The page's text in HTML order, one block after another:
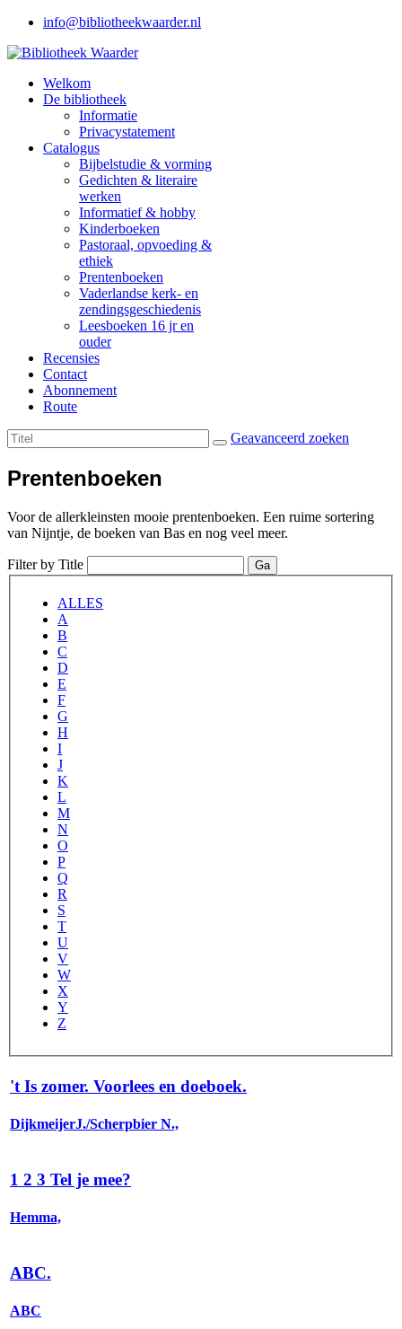
info@bibliotheekwaarder.nl
Welkom
De bibliotheek
Informatie
Privacystatement
Catalogus
Bijbelstudie & vorming
Gedichten & literaire
werken
Informatief & hobby
Kinderboeken
Pastoraal, opvoeding &
ethiek
Prentenboeken
Vaderlandse kerk- en
zendingsgeschiedenis
Leesboeken 16 jr en
ouder
Recensies
Contact
Abonnement
Route
Geavanceerd zoeken
Prentenboeken
Voor de allerkleinsten mooie prentenboeken. Een ruime sortering
van Nijntje, de boeken van Bas en nog veel meer.
Filter by Title Ga
ALLES
A
B
C
D
E
F
G
H
I
J
K
L
M
N
O
P
Q
R
S
T
U
V
W
X
Y
Z
't Is zomer. Voorlees en doeboek.
DijkmeijerJ./Scherpbier N.,
1 2 3 Tel je mee?
Hemma,
ABC.
ABC